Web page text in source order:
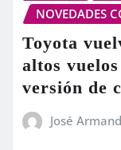
NOVEDADES
Toyota
altos
versión de
José